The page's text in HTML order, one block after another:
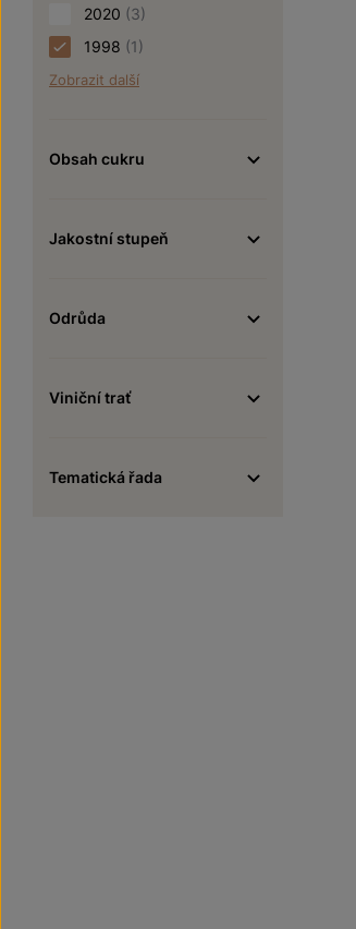
2020 (3)
1998 (1)
Zobrazit další
Obsah cukru
Jakostní stupeň
Odrůda
Viniční trať
Tematická řada